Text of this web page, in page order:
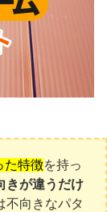
た特徴を持っ
きが違うだけ
不向きなパタ